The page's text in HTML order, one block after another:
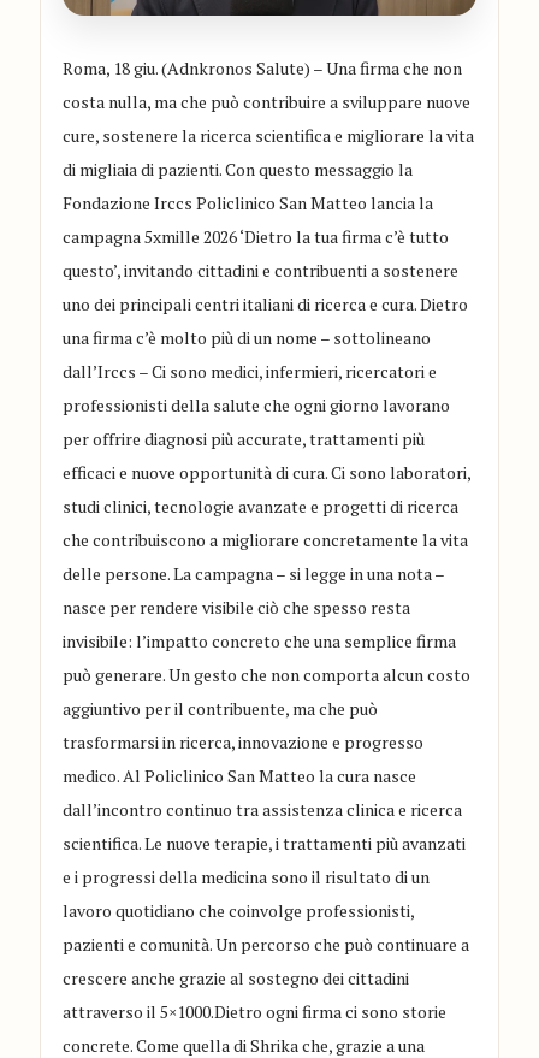
Roma, 18 giu. (Adnkronos Salute) – Una firma che non
costa nulla, ma che può contribuire a sviluppare nuove
cure, sostenere la ricerca scientifica e migliorare la vita
di migliaia di pazienti. Con questo messaggio la
Fondazione Irccs Policlinico San Matteo lancia la
campagna 5xmille 2026 ‘Dietro la tua firma c’è tutto
questo’, invitando cittadini e contribuenti a sostenere
uno dei principali centri italiani di ricerca e cura. Dietro
una firma c’è molto più di un nome – sottolineano
dall’Irccs – Ci sono medici, infermieri, ricercatori e
professionisti della salute che ogni giorno lavorano
per offrire diagnosi più accurate, trattamenti più
efficaci e nuove opportunità di cura. Ci sono laboratori,
studi clinici, tecnologie avanzate e progetti di ricerca
che contribuiscono a migliorare concretamente la vita
delle persone. La campagna – si legge in una nota –
nasce per rendere visibile ciò che spesso resta
invisibile: l’impatto concreto che una semplice firma
può generare. Un gesto che non comporta alcun costo
aggiuntivo per il contribuente, ma che può
trasformarsi in ricerca, innovazione e progresso
medico. Al Policlinico San Matteo la cura nasce
dall’incontro continuo tra assistenza clinica e ricerca
scientifica. Le nuove terapie, i trattamenti più avanzati
e i progressi della medicina sono il risultato di un
lavoro quotidiano che coinvolge professionisti,
pazienti e comunità. Un percorso che può continuare a
crescere anche grazie al sostegno dei cittadini
attraverso il 5×1000.Dietro ogni firma ci sono storie
concrete. Come quella di Shrika che, grazie a una